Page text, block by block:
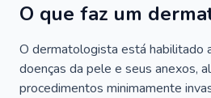
O que faz um
O dermatologista está habilitado
doenças da pele e seus anexos,
procedimentos minimamente